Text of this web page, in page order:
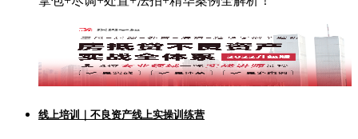
线上培训｜不良资产线上实操训练营